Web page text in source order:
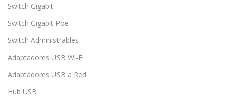
Switch Gigabit
Switch Gigabit Poe
Switch Administrables
Adaptadores USB Wi-Fi
Adaptadores USB a Red
Hub USB